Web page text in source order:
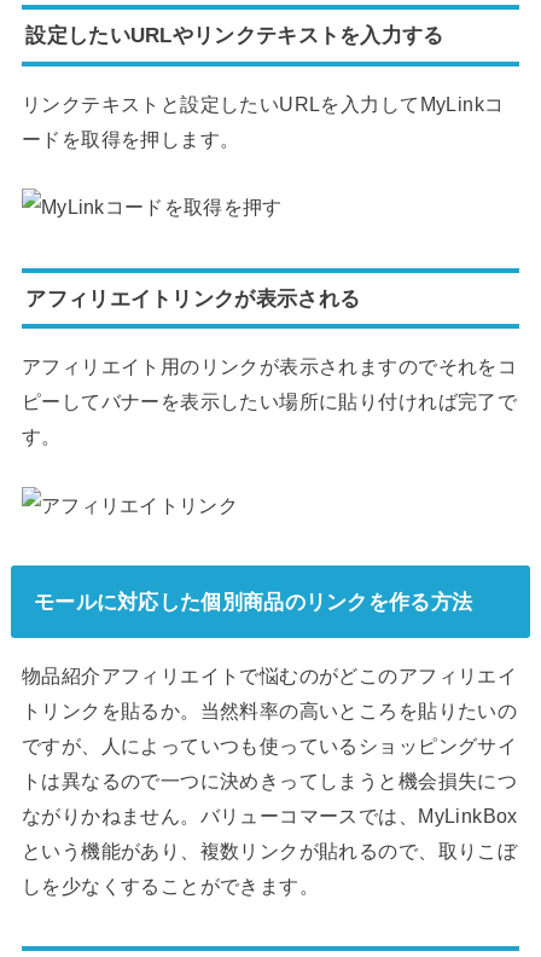
設定したいURLやリンクテキストを入力する
リンクテキストと設定したいURLを入力してMyLinkコ
ードを取得を押します。
アフィリエイトリンクが表示される
アフィリエイト用のリンクが表示されますのでそれをコ
ピーしてバナーを表示したい場所に貼り付ければ完了で
す。
モールに対応した個別商品のリンクを作る方法
物品紹介アフィリエイトで悩むのがどこのアフィリエイ
トリンクを貼るか。当然料率の高いところを貼りたいの
ですが、人によっていつも使っているショッピングサイ
トは異なるので一つに決めきってしまうと機会損失につ
ながりかねません。バリューコマースでは、MyLinkBox
という機能があり、複数リンクが貼れるので、取りこぼ
しを少なくすることができます。